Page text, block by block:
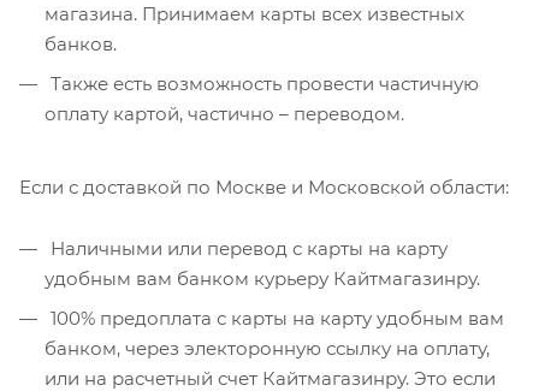
магазина. Принимаем карты всех известных
банков.
Также есть возможность провести частичную
оплату картой, частично – переводом.
Если с доставкой по Москве и Московской области:
Наличными или перевод с карты на карту
удобным вам банком курьеру Кайтмагазинру.
100% предоплата с карты на карту удобным вам
банком, через электоронную ссылку на оплату,
или на расчетный счет Кайтмагазинру. Это если